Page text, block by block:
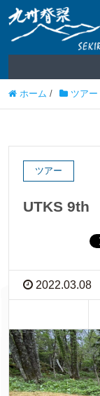
ホーム / ツアー
ツアー
UTKS 9th
2022.03.08